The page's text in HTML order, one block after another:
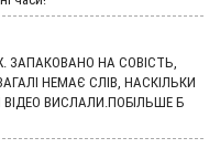
ЗАПАКОВАНО НА СОВІСТЬ,
НЕМАЄ СЛІВ, НАСКІЛЬКИ
ВИСЛАЛИ.ПОБІЛЬШЕ Б